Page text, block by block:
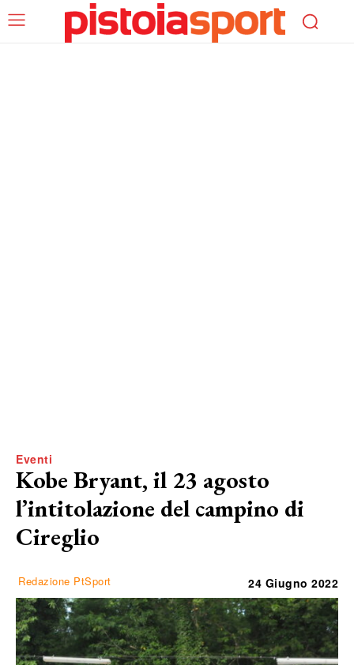
Eventi
Kobe Bryant, il 23 agosto
l’intitolazione del campino di
Cireglio
Redazione PtSport 24 Giugno 2022